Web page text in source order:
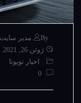
By مدیر سایت
ژوئن 26, 2021
اخبار تویوتا
0